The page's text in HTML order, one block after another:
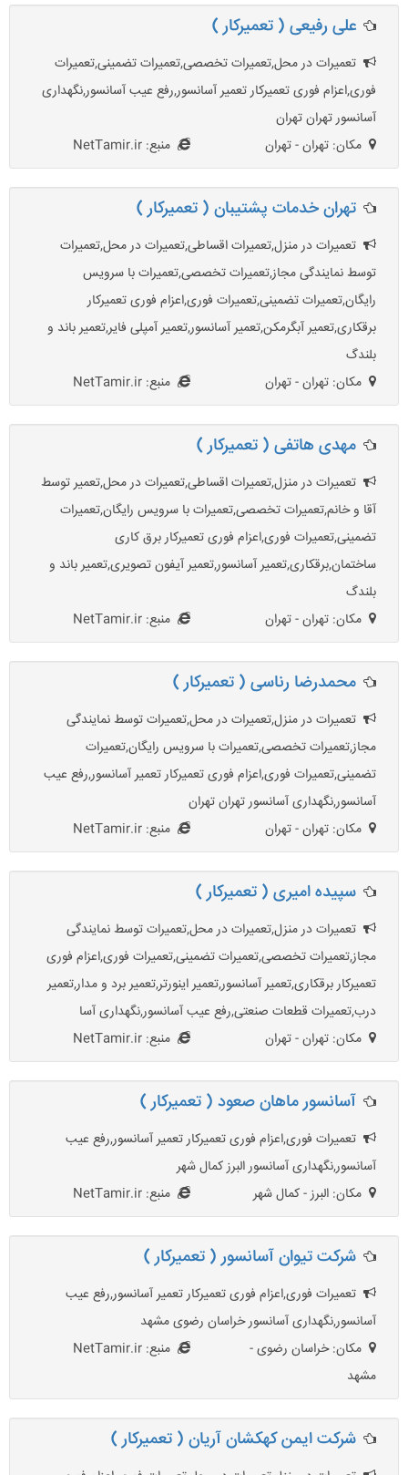
علی رفیعی ( تعمیرکار )
تعمیرات در محل,تعميرات تخصصی,تعمیرات تضمینی,تعمیرات
فوری,اعزام فوری تعمیرکار تعمیر آسانسور,رفع عیب آسانسور,نگهداری
آسانسور تهران تهران
مکان: تهران - تهران
منبع: NetTamir.ir
تهران خدمات پشتیبان ( تعمیرکار )
تعمیرات در منزل,تعمیرات اقساطی,تعمیرات در محل,تعمیرات
توسط نمایندگی مجاز,تعميرات تخصصی,تعمیرات با سرویس
رایگان,تعمیرات تضمینی,تعمیرات فوری,اعزام فوری تعمیرکار
برقکاری,تعمیر آبگرمکن,تعمیر آسانسور,تعمیر آمپلی فایر,تعمیر باند و
بلندگ
مکان: تهران - تهران
منبع: NetTamir.ir
مهدی هاتفی ( تعمیرکار )
تعمیرات در منزل,تعمیرات اقساطی,تعمیرات در محل,تعمیر توسط
آقا و خانم,تعميرات تخصصی,تعمیرات با سرویس رایگان,تعمیرات
تضمینی,تعمیرات فوری,اعزام فوری تعمیرکار برق کاری
ساختمان,برقکاری,تعمیر آسانسور,تعمیر آیفون تصویری,تعمیر باند و
بلندگ
مکان: تهران - تهران
منبع: NetTamir.ir
محمدرضا رناسی ( تعمیرکار )
تعمیرات در منزل,تعمیرات در محل,تعمیرات توسط نمایندگی
مجاز,تعميرات تخصصی,تعمیرات با سرویس رایگان,تعمیرات
تضمینی,تعمیرات فوری,اعزام فوری تعمیرکار تعمیر آسانسور,رفع عیب
آسانسور,نگهداری آسانسور تهران تهران
مکان: تهران - تهران
منبع: NetTamir.ir
سپیده امیری ( تعمیرکار )
تعمیرات در منزل,تعمیرات در محل,تعمیرات توسط نمایندگی
مجاز,تعميرات تخصصی,تعمیرات تضمینی,تعمیرات فوری,اعزام فوری
تعمیرکار برقکاری,تعمیر آسانسور,تعمیر اینورتر,تعمیر برد و مدار,تعمیر
درب,تعمیرات قطعات صنعتی,رفع عیب آسانسور,نگهداری آسا
مکان: تهران - تهران
منبع: NetTamir.ir
آسانسور ماهان صعود ( تعمیرکار )
تعمیرات فوری,اعزام فوری تعمیرکار تعمیر آسانسور,رفع عیب
آسانسور,نگهداری آسانسور البرز کمال شهر
مکان: البرز - کمال شهر
منبع: NetTamir.ir
شرکت تیوان آسانسور ( تعمیرکار )
تعمیرات فوری,اعزام فوری تعمیرکار تعمیر آسانسور,رفع عیب
آسانسور,نگهداری آسانسور خراسان رضوی مشهد
مکان: خراسان رضوی -
مشهد
منبع: NetTamir.ir
شرکت ایمن کهکشان آریان ( تعمیرکار )